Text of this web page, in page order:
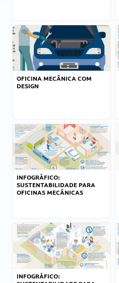
OFICINA MECÂNICA COM
DESIGN
INFOGRÁFICO:
SUSTENTABILIDADE PARA
OFICINAS MECÂNICAS
INFOGRÁFICO: